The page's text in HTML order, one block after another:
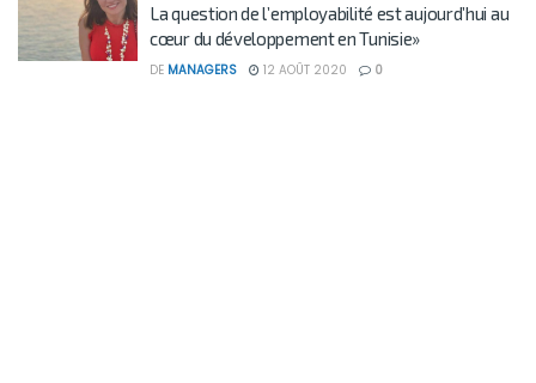
La question de l’employabilité est aujourd’hui au
cœur du développement en Tunisie»
DE MANAGERS 12 AOÛT 2020 0